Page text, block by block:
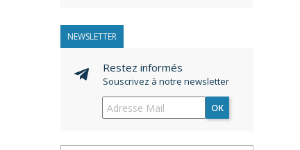
NEWSLETTER
Restez informés
Souscrivez à notre newsletter
OK